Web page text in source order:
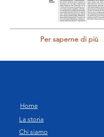
Per saperne di più
Home
La storia
Chi siamo